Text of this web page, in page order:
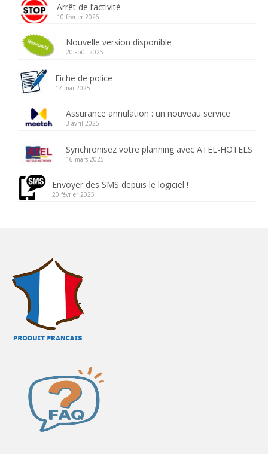
Arrêt de l’activité
10 février 2026
Nouvelle version disponible
20 août 2025
Fiche de police
17 mai 2025
Assurance annulation : un nouveau service
3 avril 2025
Synchronisez votre planning avec ATEL-HOTELS
16 mars 2025
Envoyer des SMS depuis le logiciel !
20 février 2025